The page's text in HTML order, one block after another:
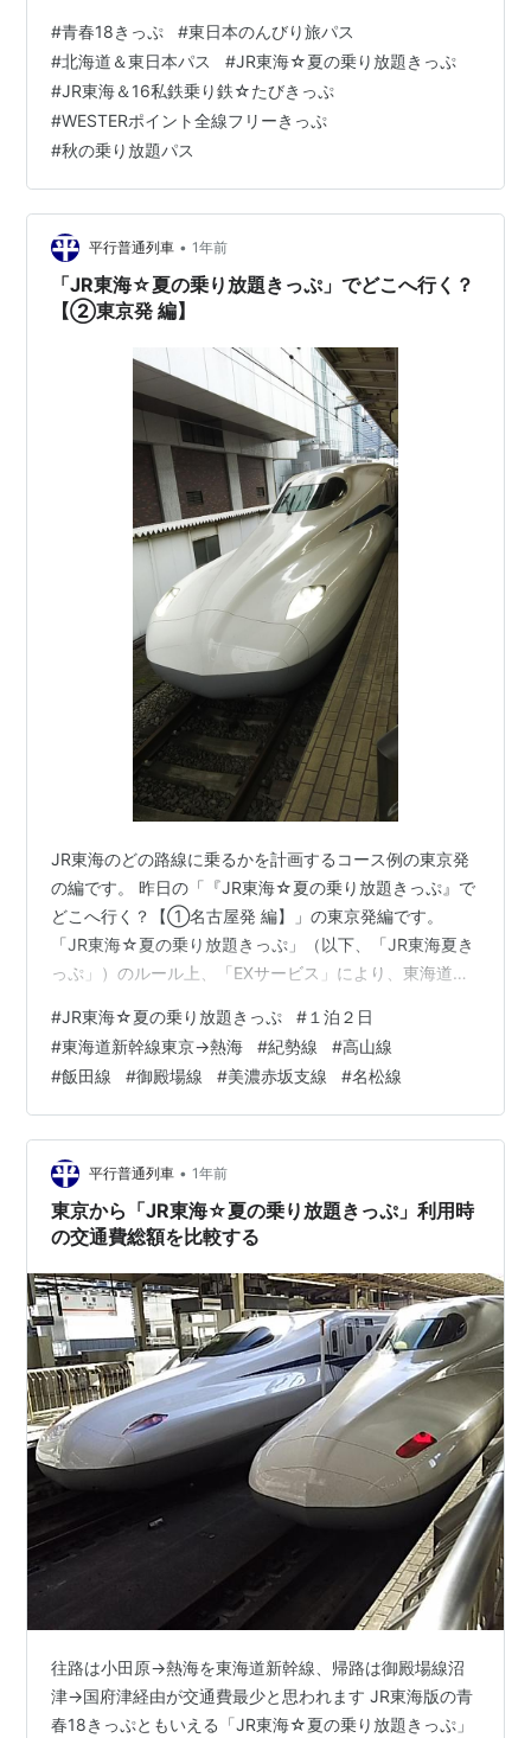
ール適用による、これまでとの販売枚数及び売り上げ総
額の減少を分析した、分かりやすく参考になる内容で
す。 記事の一部を引用させていただきます。 （以下引
用） まとめると、青春18きっぷは、新ルールになって、
7～8割の売上げ減少に見舞われたことになります。 近年
の青春18きっぷの…
#青春18きっぷ #東日本のんびり旅パス
#北海道＆東日本パス #JR東海☆夏の乗り放題きっぷ
#JR東海＆16私鉄乗り鉄☆たびきっぷ
#WESTERポイント全線フリーきっぷ
#秋の乗り放題パス
平行普通列車 • 1年前
「JR東海☆夏の乗り放題きっぷ」でどこへ行く？
【②東京発 編】
JR東海のどの路線に乗るかを計画するコース例の東京発
の編です。 昨日の「『JR東海☆夏の乗り放題きっぷ』で
どこへ行く？【①名古屋発 編】」の東京発編です。
「JR東海☆夏の乗り放題きっぷ」（以下、「JR東海夏き
っぷ」）のルール上、「EXサービス」により、東海道新
件です。 東京から「JR東海夏きっぷ」を使う際、安価さ
にこだわるならば、以前にも書かせていただきました
が、東京→東海道線→小田原→新幹線自由席→熱海→フリ
ー区間、２日目は御殿場線経由で国府津から東海道線で
戻ることになります。 しかしながら一般的には、東京→
熱海を東海道新幹線乗車後、熱海か…
#JR東海☆夏の乗り放題きっぷ # １泊２日
#東海道新幹線東京→熱海 #紀勢線 #高山線
#飯田線 #御殿場線 #美濃赤坂支線 #名松線
平行普通列車 • 1年前
東京から「JR東海☆夏の乗り放題きっぷ」利用時
の交通費総額を比較する
往路は小田原→熱海を東海道新幹線、帰路は御殿場線沼
津→国府津経由が交通費最少と思われます JR東海版の青
春18きっぷともいえる「JR東海☆夏の乗り放題きっぷ」